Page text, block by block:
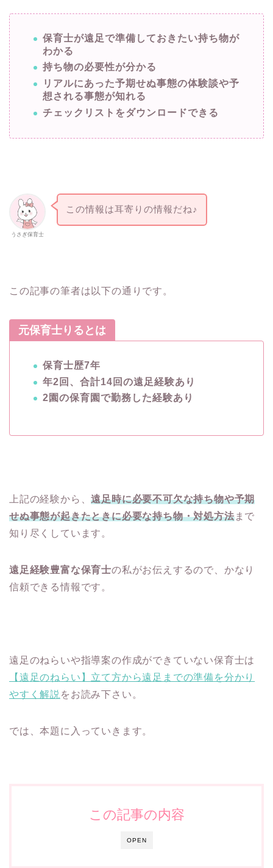
保育士が遠足で準備しておきたい持ち物が
わかる
持ち物の必要性が分かる
リアルにあった予期せぬ事態の体験談や予
想される事態が知れる
チェックリストをダウンロードできる
うさぎ保育士
この情報は耳寄りの情報だね♪
この記事の筆者は以下の通りです。
元保育士りるとは
保育士歴7年
年2回、合計14回の遠足経験あり
2園の保育園で勤務した経験あり
上記の経験から、遠足時に必要不可欠な持ち物や予期
せぬ事態が起きたときに必要な持ち物・対処方法まで
知り尽くしています。
遠足経験豊富な保育士の私がお伝えするので、かなり
信頼できる情報です。
遠足のねらいや指導案の作成ができていない保育士は
【遠足のねらい】立て方から遠足までの準備を分かり
やすく解説 をお読み下さい。
では、本題に入っていきます。
OPEN
この記事の内容